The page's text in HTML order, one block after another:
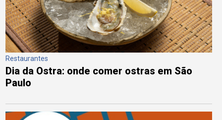
Restaurantes
Dia da Ostra: onde comer ostras em São
Paulo